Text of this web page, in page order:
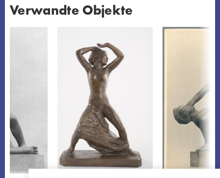
Verwandte Objekte